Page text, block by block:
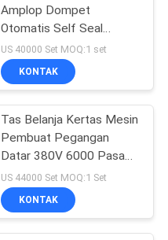
Amplop Dompet
Otomatis Self Seal
Pocket dengan Peel Seal
US 40000 Set MOQ:1 set
KONTAK
Tas Belanja Kertas Mesin
Pembuat Pegangan
Datar 380V 6000 Pasang
/ Jam
US 44000 Set MOQ:1 Set
KONTAK